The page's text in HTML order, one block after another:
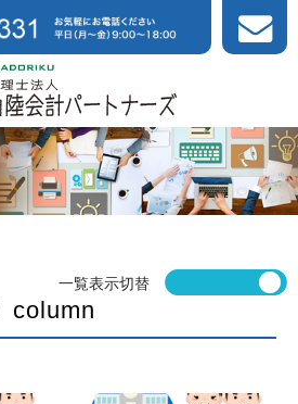
一覧表示切替
column